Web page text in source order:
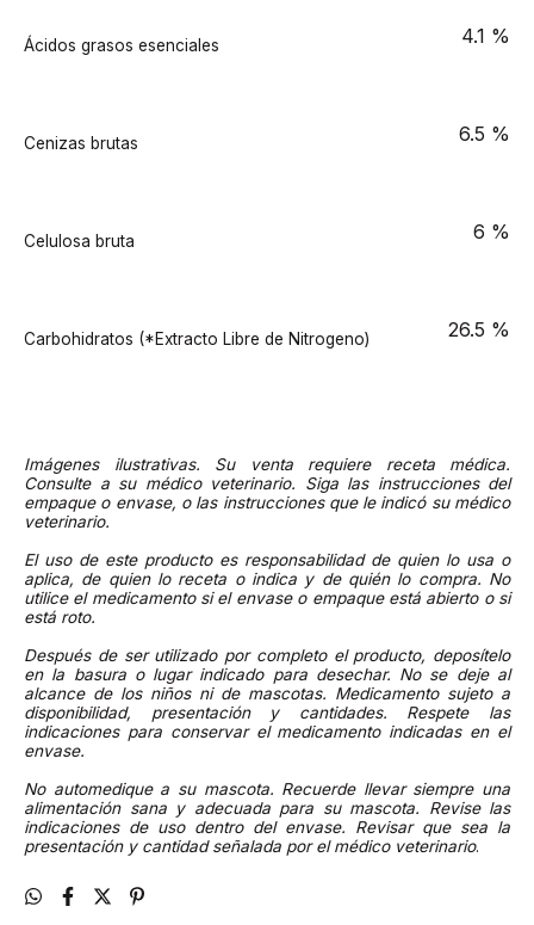
Ácidos grasos esenciales 4.1 %
Cenizas brutas 6.5 %
Celulosa bruta 6 %
Carbohidratos (*Extracto Libre de Nitrogeno) 26.5 %
Imágenes ilustrativas. Su venta requiere receta médica.
Consulte a su médico veterinario. Siga las instrucciones del
empaque o envase, o las instrucciones que le indicó su médico
veterinario.
El uso de este producto es responsabilidad de quien lo usa o
aplica, de quien lo receta o indica y de quién lo compra. No
utilice el medicamento si el envase o empaque está abierto o si
está roto.
Después de ser utilizado por completo el producto, deposítelo
en la basura o lugar indicado para desechar. No se deje al
alcance de los niños ni de mascotas. Medicamento sujeto a
disponibilidad, presentación y cantidades. Respete las
indicaciones para conservar el medicamento indicadas en el
envase.
No automedique a su mascota. Recuerde llevar siempre una
alimentación sana y adecuada para su mascota. Revise las
indicaciones de uso dentro del envase. Revisar que sea la
presentación y cantidad señalada por el médico veterinario.